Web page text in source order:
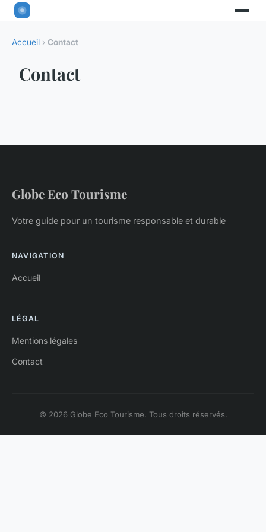
Accueil › Contact
Contact
Globe Eco Tourisme
Votre guide pour un tourisme responsable et durable
NAVIGATION
Accueil
LÉGAL
Mentions légales
Contact
© 2026 Globe Eco Tourisme. Tous droits réservés.